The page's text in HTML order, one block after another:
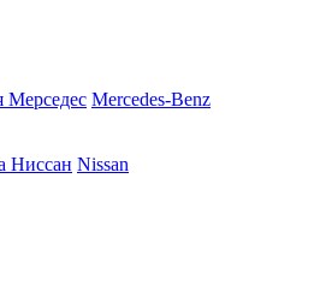
Mercedes-Benz
Nissan